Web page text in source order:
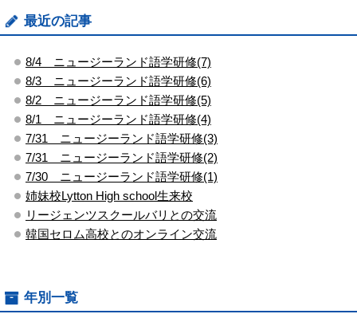
最近の記事
8/4 ニュージーランド語学研修(7)
8/3 ニュージーランド語学研修(6)
8/2 ニュージーランド語学研修(5)
8/1 ニュージーランド語学研修(4)
7/31 ニュージーランド語学研修(3)
7/31 ニュージーランド語学研修(2)
7/30 ニュージーランド語学研修(1)
姉妹校Lytton High school生来校
リージェンツスクールバリとの交流
韓国セロム高校とのオンライン交流
年別一覧